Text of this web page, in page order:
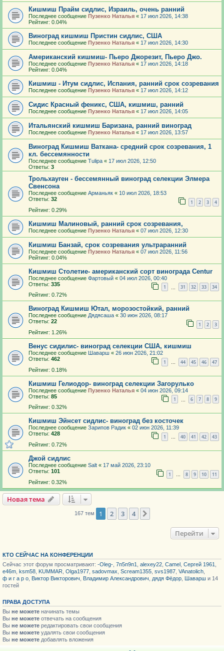
Кишмиш Прайм сидлис, Израиль, очень ранний
Последнее сообщение Пузенко Наталья « 17 июл 2026, 14:38
Рейтинг: 0.04%
Виноград кишмиш Пристин сидлис, США
Последнее сообщение Пузенко Наталья « 17 июл 2026, 14:30
Американский кишмиш- Пьеро Джорезит, Пьеро Джо.
Последнее сообщение Пузенко Наталья « 17 июл 2026, 14:18
Рейтинг: 0.04%
Кишмиш - Итум сидлис, Испания, ранний срок созревания
Последнее сообщение Пузенко Наталья « 17 июл 2026, 14:12
Сидис Красный феникс, США, кишмиш, ранний
Последнее сообщение Пузенко Наталья « 17 июл 2026, 14:05
Итальянский кишмиш Баризана, ранний виноград
Последнее сообщение Пузенко Наталья « 17 июл 2026, 13:57
Виноград Кишмиш Ваткана- средний срок созревания, 1
кл. бессемянности
Последнее сообщение Tulipa « 17 июл 2026, 12:50
Ответы: 3
Трольхауген - бессемянный виноград селекции Элмера
Свенсона
Последнее сообщение Арманьяк « 10 июл 2026, 18:53
Ответы: 32 1 2 3 4
Рейтинг: 0.29%
Кишмиш Малиновый, ранний срок созревания,
Последнее сообщение Пузенко Наталья « 07 июл 2026, 12:30
Кишмиш Банзай, срок созревания ультраранний
Последнее сообщение Пузенко Наталья « 07 июл 2026, 11:56
Рейтинг: 0.04%
Кишмиш Столетие- американский сорт винограда Centur
Последнее сообщение Фартовый « 04 июл 2026, 00:40
Ответы: 335 1 31 32 33 34
Рейтинг: 0.72%
Виноград Кишмиш Ютал, морозостойкий, ранний
Последнее сообщение Дядясаша « 30 июн 2026, 08:17
Ответы: 22 1 2 3
Рейтинг: 1.26%
Венус сидилис- виноград селекции США, кишмиш
Последнее сообщение Шаварш « 26 июн 2026, 21:02
Ответы: 462 1 … 44 45 46 47
Рейтинг: 0.18%
Кишмиш Гелиодор- виноград селекции Загорулько
Последнее сообщение Пузенко Наталья « 04 июн 2026, 09:14
Ответы: 85 1 6 7 8 9
Рейтинг: 0.32%
Кишмиш Эйнсет сидлис- виноград без косточек
Последнее сообщение Зарипов Радик « 02 июн 2026, 11:39
Ответы: 428 1 … 40 41 42 43
Рейтинг: 0.72%
Джой сидлис
Последнее сообщение Salt « 17 май 2026, 23:10
Ответы: 101 1 … 8 9 10 11
Рейтинг: 0.32%
Новая тема
167 тем 1 2 3 4
Перейти
КТО СЕЙЧАС НА КОНФЕРЕНЦИИ
Сейчас этот форум просматривают: -Oleg- 7п5п9п1 alexey22 Camel Сергей 1961
e46m ksm58 KUMMAR Olga1977 sadovmax Scream1355 svs1987 VAnatolich
ф и г а р о Виктор Викторович Владимир Александрович дядя Фёдор Шаварш и 14
гостей
ПРАВА ДОСТУПА
Вы не можете начинать темы
Вы не можете отвечать на сообщения
Вы не можете редактировать свои сообщения
Вы не можете удалять свои сообщения
Вы не можете добавлять вложения